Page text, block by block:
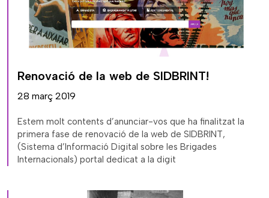
Renovació de la web de SIDBRINT!
28 març 2019
Estem molt contents d’anunciar-vos que ha finalitzat la
primera fase de renovació de la web de SIDBRINT,
(Sistema d’Informació Digital sobre les Brigades
Internacionals) portal dedicat a la digit